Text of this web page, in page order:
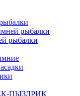
рыбалки
рыбалки
ПЫЗДРИК